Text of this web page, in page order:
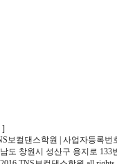
]
보컬댄스학원 | 사업자등록번
도 창원시 성산구 용지로 133